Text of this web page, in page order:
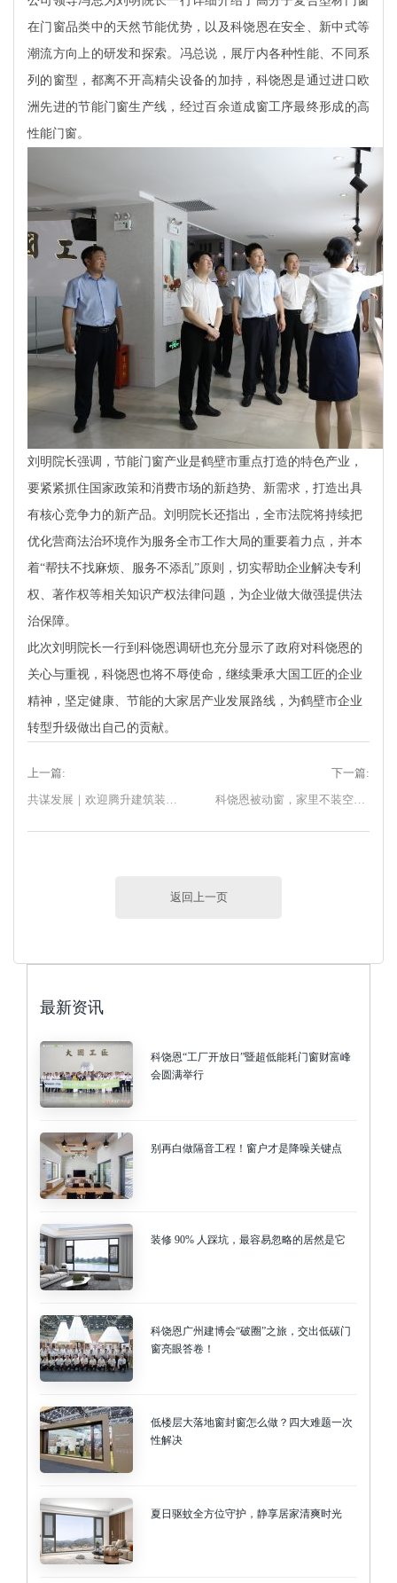
在门窗品类中的天然节能优势，以及科饶恩在安全、新中式等
潮流方向上的研发和探索。冯总说，展厅内各种性能、不同系
列的窗型，都离不开高精尖设备的加持，科饶恩是通过进口欧
洲先进的节能门窗生产线，经过百余道成窗工序最终形成的高
性能门窗。
刘明院长强调，节能门窗产业是鹤壁市重点打造的特色产业，
要紧紧抓住国家政策和消费市场的新趋势、新需求，打造出具
有核心竞争力的新产品。刘明院长还指出，全市法院将持续把
优化营商法治环境作为服务全市工作大局的重要着力点，并本
着“帮扶不找麻烦、服务不添乱”原则，切实帮助企业解决专利
权、著作权等相关知识产权法律问题，为企业做大做强提供法
治保障。
此次刘明院长一行到科饶恩调研也充分显示了政府对科饶恩的
关心与重视，科饶恩也将不辱使命，继续秉承大国工匠的企业
精神，坚定健康、节能的大家居产业发展路线，为鹤壁市企业
转型升级做出自己的贡献。
上一篇:
共谋发展｜欢迎腾升建筑装饰股份有限公司李总一行莅临科饶恩总部参观考察
下一篇:
科饶恩被动窗，家里不装空调也能实现冬暖夏凉的效果！
返回上一页
最新资讯
科饶恩“工厂开放日”暨超低能耗门窗财富峰
会圆满举行
别再白做隔音工程！窗户才是降噪关键点
装修 90% 人踩坑，最容易忽略的居然是它
科饶恩广州建博会“破圈”之旅，交出低碳门
窗亮眼答卷！
低楼层大落地窗封窗怎么做？四大难题一次
性解决
夏日驱蚊全方位守护，静享居家清爽时光